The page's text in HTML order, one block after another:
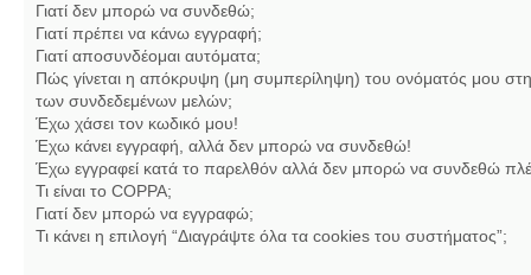
Γιατί δεν μπορώ να συνδεθώ;
Γιατί πρέπει να κάνω εγγραφή;
Γιατί αποσυνδέομαι αυτόματα;
Πώς γίνεται η απόκρυψη (μη συμπερίληψη) του ονόματός μου στη
των συνδεδεμένων μελών;
Έχω χάσει τον κωδικό μου!
Έχω κάνει εγγραφή, αλλά δεν μπορώ να συνδεθώ!
Έχω εγγραφεί κατά το παρελθόν αλλά δεν μπορώ να συνδεθώ
Τι είναι το COPPA;
Γιατί δεν μπορώ να εγγραφώ;
Τι κάνει η επιλογή “Διαγράψτε όλα τα cookies του συστήματος”;